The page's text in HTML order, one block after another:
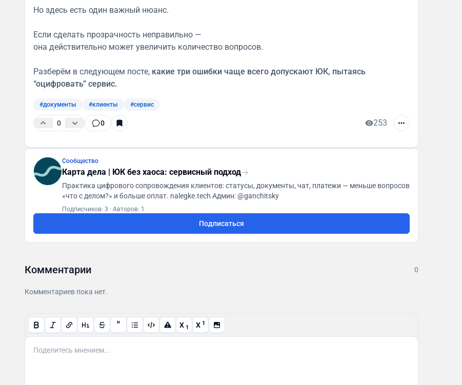
Но здесь есть один важный нюанс.
Если сделать прозрачность неправильно —
она действительно может увеличить количество вопросов.
Разберём в следующем посте, какие три ошибки чаще всего допускают ЮК, пытаясь
“оцифровать” сервис.
#документы #клиенты #сервис
0 0 253
Сообщество
Карта дела | ЮК без хаоса: сервисный подход
Практика цифрового сопровождения клиентов: статусы, документы, чат, платежи — меньше вопросов
«что с делом?» и больше оплат. nalegke.tech Админ: @ganchitsky
Подписчиков: 3 · Авторов: 1
Подписаться
Комментарии 0
Комментариев пока нет.
" X 1 X 1